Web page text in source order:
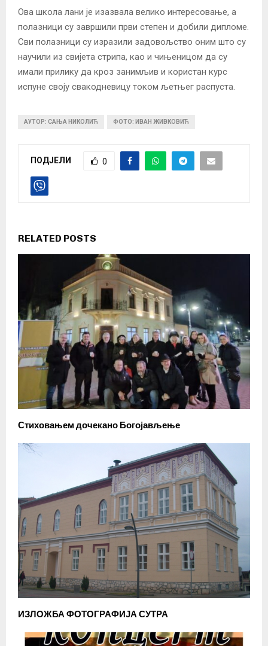
Ова школа лани је изазвала велико интересовање, а
полазници су завршили први степен и добили дипломе.
Сви полазници су изразили задовољство оним што су
научили из свијета стрипа, као и чињеницом да су
имали прилику да кроз занимљив и користан курс
испуне своју свакодневицу током љетњег распуста.
АУТОР: САЊА НИКОЛИЋ ФОТО: ИВАН ЖИВКОВИЋ
ПОДЈЕЛИ 0
RELATED POSTS
Стиховањем дочекано Богојављење
ИЗЛОЖБА ФОТОГРАФИЈА СУТРА